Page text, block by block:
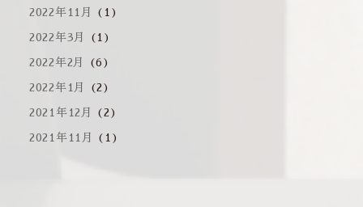
2022年11月 (1)
2022年3月 (1)
2022年2月 (6)
2022年1月 (2)
2021年12月 (2)
2021年11月 (1)